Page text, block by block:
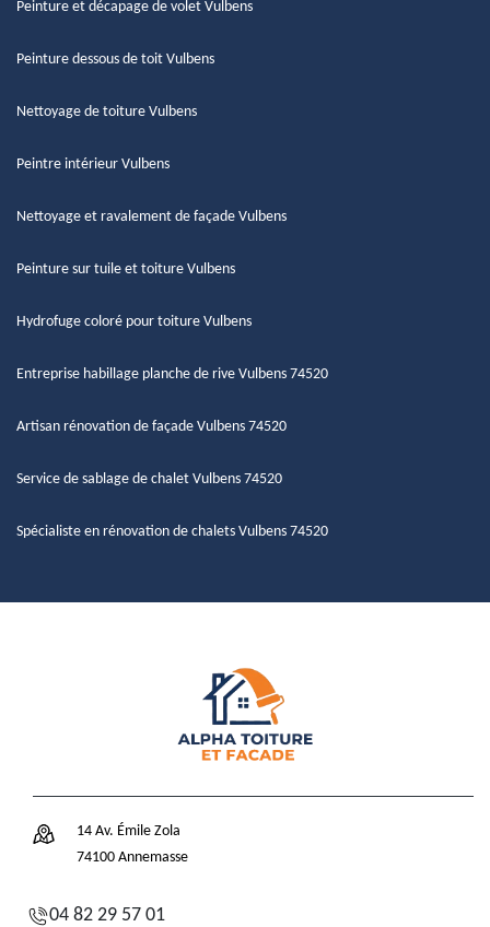
Peinture et décapage de volet Vulbens
Peinture dessous de toit Vulbens
Nettoyage de toiture Vulbens
Peintre intérieur Vulbens
Nettoyage et ravalement de façade Vulbens
Peinture sur tuile et toiture Vulbens
Hydrofuge coloré pour toiture Vulbens
Entreprise habillage planche de rive Vulbens 74520
Artisan rénovation de façade Vulbens 74520
Service de sablage de chalet Vulbens 74520
Spécialiste en rénovation de chalets Vulbens 74520
14 Av. Émile Zola
74100 Annemasse
04 82 29 57 01